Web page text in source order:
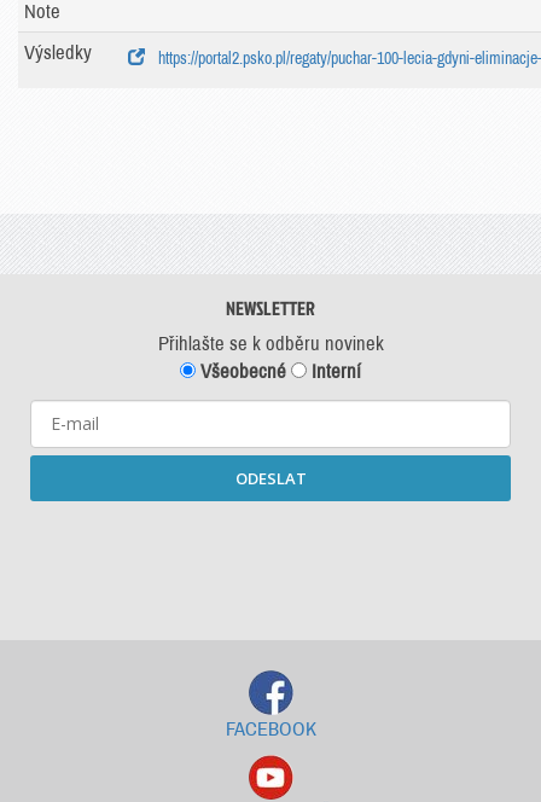
Note
Výsledky
https://portal2.psko.pl/regaty/puchar-100-lecia-gdyni-
NEWSLETTER
Přihlašte se k odběru novinek
Všeobecné
Interní
ODESLAT
FACEBOOK